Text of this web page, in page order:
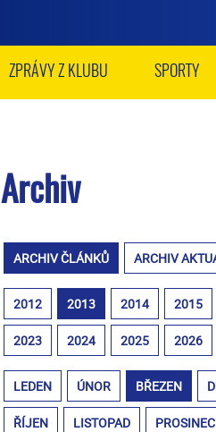
ZPRÁVY Z KLUBU SPORTY
Archiv
ARCHIV ČLÁNKŮ ARCHIV
2012 2013 2014 2015
2023 2024 2025 2026
LEDEN ÚNOR BŘEZEN
ŘÍJEN LISTOPAD PROSINEC